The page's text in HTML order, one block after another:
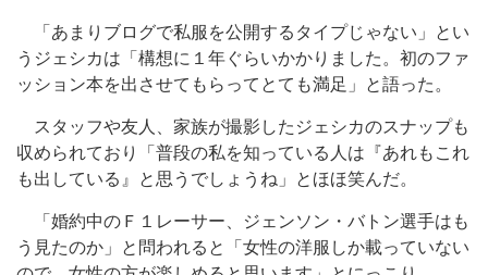
「あまりブログで私服を公開するタイプじゃない」とい
うジェシカは「構想に１年ぐらいかかりました。初のファ
ッション本を出させてもらってとても満足」と語った。
スタッフや友人、家族が撮影したジェシカのスナップも
収められており「普段の私を知っている人は『あれもこれ
も出している』と思うでしょうね」とほほ笑んだ。
「婚約中のＦ１レーサー、ジェンソン・バトン選手はも
う見たのか」と問われると「女性の洋服しか載っていない